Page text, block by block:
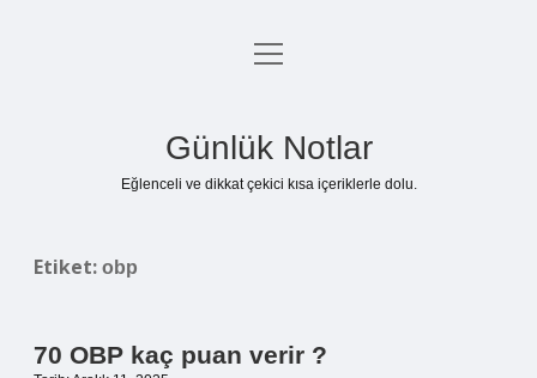
Anasayfa
menüyü
Günlük Notlar
Eğlenceli ve dikkat çekici kısa içeriklerle dolu.
Etiket: obp
70 OBP kaç puan verir ?